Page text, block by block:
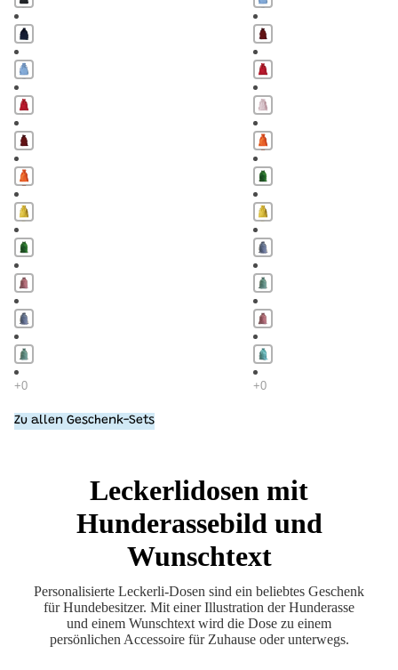
Zu allen Geschenk-Sets
Leckerlidosen mit
Hunderassebild und
Wunschtext
Personalisierte Leckerli-Dosen sind ein beliebtes Geschenk
für Hundebesitzer. Mit einer Illustration der Hunderasse
und einem Wunschtext wird die Dose zu einem
persönlichen Accessoire für Zuhause oder unterwegs.